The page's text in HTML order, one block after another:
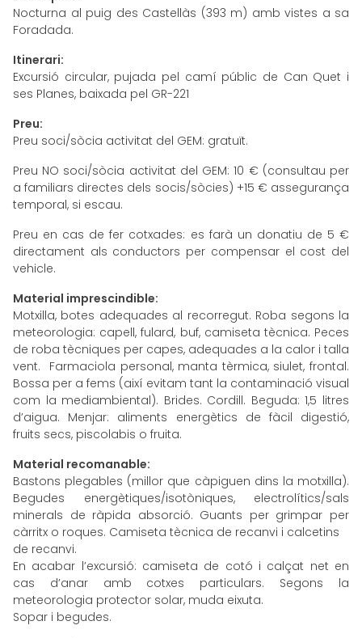
Nocturna al puig des Castellàs (393 m) amb vistes a sa
Foradada.
Itinerari:
Excursió circular, pujada pel camí públic de Can Quet i
ses Planes, baixada pel GR-221
Preu:
Preu soci/sòcia activitat del GEM: gratuït.
Preu NO soci/sòcia activitat del GEM: 10 € (consultau per
a familiars directes dels socis/sòcies) +15 € assegurança
temporal, si escau.
Preu en cas de fer cotxades: es farà un donatiu de 5 €
directament als conductors per compensar el cost del
vehicle.
Material imprescindible:
Motxilla, botes adequades al recorregut. Roba segons la
meteorologia: capell, fulard, buf, camiseta tècnica. Peces
de roba tècniques per capes, adequades a la calor i talla
vent. Farmaciola personal, manta tèrmica, siulet, frontal.
Bossa per a fems (així evitam tant la contaminació visual
com la mediambiental). Brides. Cordill. Beguda: 1,5 litres
d’aigua. Menjar: aliments energètics de fàcil digestió,
fruits secs, piscolabis o fruita.
Material recomanable:
Bastons plegables (millor que càpiguen dins la motxilla).
Begudes energètiques/isotòniques, electrolítics/sals
minerals de ràpida absorció. Guants per grimpar per
càrritx o roques. Camiseta tècnica de recanvi i calcetins
de recanvi.
En acabar l’excursió: camiseta de cotó i calçat net en
cas d’anar amb cotxes particulars. Segons la
meteorologia protector solar, muda eixuta.
Sopar i begudes.